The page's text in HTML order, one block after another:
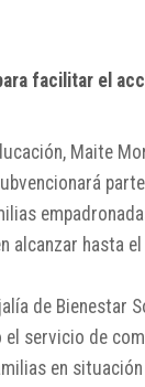
facilitar el
Maite
alcanzar hasta
de Bienestar
servicio de
en